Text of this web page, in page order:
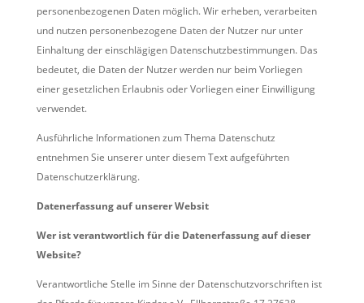
personenbezogenen Daten möglich. Wir erheben, verarbeiten
und nutzen personenbezogene Daten der Nutzer nur unter
Einhaltung der einschlägigen Datenschutzbestimmungen. Das
bedeutet, die Daten der Nutzer werden nur beim Vorliegen
einer gesetzlichen Erlaubnis oder Vorliegen einer Einwilligung
verwendet.
Ausführliche Informationen zum Thema Datenschutz
entnehmen Sie unserer unter diesem Text aufgeführten
Datenschutzerklärung.
Datenerfassung auf unserer Websit
Wer ist verantwortlich für die Datenerfassung auf dieser
Website?
Verantwortliche Stelle im Sinne der Datenschutzvorschriften ist